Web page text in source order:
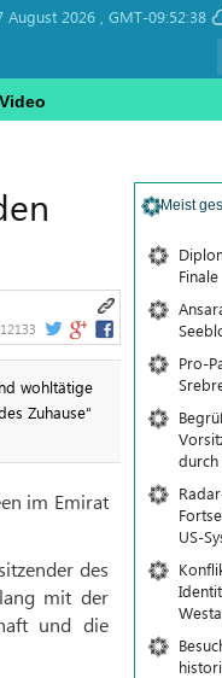
August 2026 , GMT-09:52:38
wohltätige
Zuhause“
im Emirat
des
mit der
und die
Meist
Finale
Pro-
US-